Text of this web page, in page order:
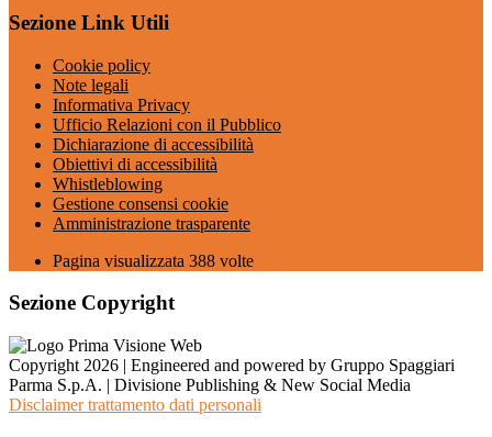
Sezione Link Utili
Cookie policy
Note legali
Informativa Privacy
Ufficio Relazioni con il Pubblico
Dichiarazione di accessibilità
Obiettivi di accessibilità
Whistleblowing
Gestione consensi cookie
Amministrazione trasparente
Pagina visualizzata 388 volte
Sezione Copyright
Copyright 2026 | Engineered and powered by Gruppo Spaggiari
Parma S.p.A. | Divisione Publishing & New Social Media
Disclaimer trattamento dati personali